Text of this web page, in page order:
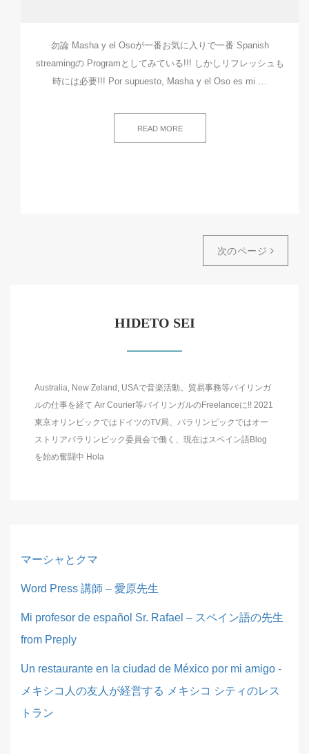
勿論 Masha y el Osoが一番お気に入りで一番 Spanish
streamingの Programとしてみている!!! しかしリフレッシュも
時には必要!!! Por supuesto, Masha y el Oso es mi …
READ MORE
次のページ
HIDETO SEI
Australia, New Zeland, USAで音楽活動。貿易事務等バイリンガ
ルの仕事を経て Air Courier等バイリンガルのFreelanceに!! 2021
東京オリンピックではドイツのTV局、パラリンピックではオー
ストリアパラリンピック委員会で働く、現在はスペイン語Blog
を始め奮闘中 Hola
マーシャとクマ
Word Press 講師 – 愛原先生
Mi profesor de español Sr. Rafael – スペイン語の先生
from Preply
Un restaurante en la ciudad de México por mi amigo -
メキシコ人の友人が経営する メキシコ シティのレス
トラン